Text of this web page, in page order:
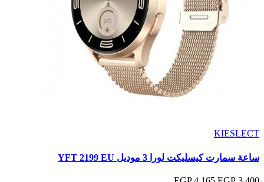
KIESLECT
ساعة سمارت كيسليكت لورا 3 موديل YFT 2199 EU